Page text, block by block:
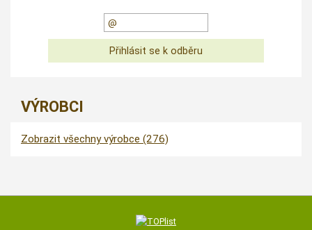
VÝROBCI
Zobrazit všechny výrobce (276)